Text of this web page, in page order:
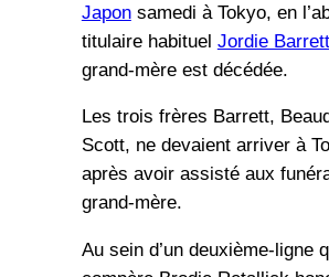
Japonsamedi à Tokyo, en
titulaire habituel Jordie Barrett
grand-mère est décédée.
Les trois frères Barrett,
Scott, ne devaient arriver à
après avoir assisté aux
grand-mère.
Au sein d’un deuxième-ligne